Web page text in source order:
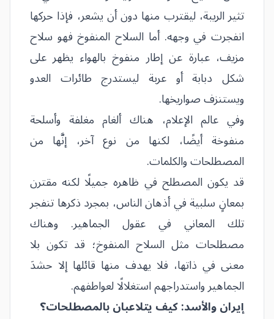
تثير الريبة، ليقترب منها دون أن يشعر، فإذا حركها
انفجرت في وجهه. أما السلاح المنفوخ فهو سلاح
مزيف، عبارة عن إطار منفوخ بالهواء يظهر على
شكل دبابة أو عربة ليستدرج طائرات العدو
ويستنزف صواريخها.
وفي عالم الإعلام، هناك ألغام مغلفة وأسلحة
منفوخة أيضًا، لكنها من نوع آخر، إنَّها من
المصطلحات والكلمات.
قد يكون المصطلح في ظاهره جميلًا لكنه مقترن
بمعانٍ سلبية في أذهان الناس، بمجرد ذكرها تنفجر
تلك المعاني في عقول الجماهير. وهناك
مصطلحات مثل السلاح المنفوخ؛ قد تكون بلا
معنى في ذاتها، فلا يهدف منها قائلها إلا حشدَ
الجماهير واستدراجهم استغلالًا لعواطفهم.
إيران والأسد: كيف يتلاعبان بالمصطلحات؟